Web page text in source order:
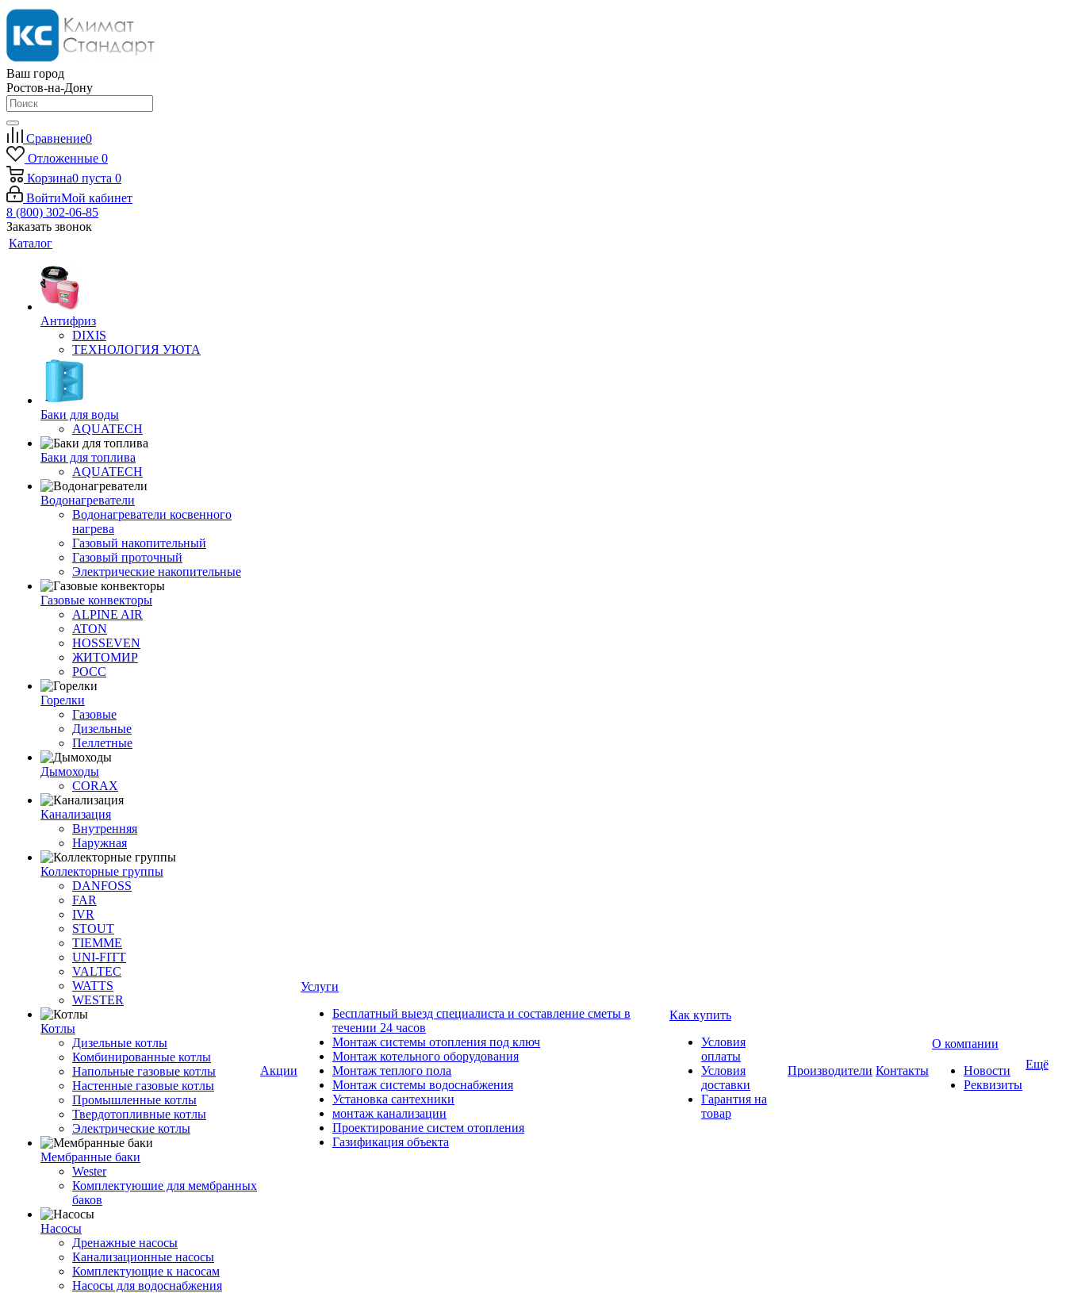
Ваш город
Ростов-на-Дону
Сравнение0
Отложенные 0
Корзина0 пуста 0
ВойтиМой кабинет
8 (800) 302-06-85
Заказать звонок
Каталог
Антифриз
DIXIS
ТЕХНОЛОГИЯ УЮТА
Баки для воды
AQUATECH
Баки для топлива
AQUATECH
Водонагреватели
Водонагреватели косвенного
нагрева
Газовый накопительный
Газовый проточный
Электрические накопительные
Газовые конвекторы
ALPINE AIR
ATON
HOSSEVEN
ЖИТОМИР
РОСС
Горелки
Газовые
Дизельные
Пеллетные
Дымоходы
CORAX
Канализация
Внутренняя
Наружная
Коллекторные группы
DANFOSS
FAR
IVR
STOUT
TIEMME
UNI-FITT
VALTEC
WATTS
WESTER
Котлы
Дизельные котлы
Комбинированные котлы
Напольные газовые котлы
Настенные газовые котлы
Промышленные котлы
Твердотопливные котлы
Электрические котлы
Мембранные баки
Wester
Комплектуюшие для мембранных
баков
Насосы
Дренажные насосы
Канализационные насосы
Комплектующие к насосам
Насосы для водоснабжения
Акции
Услуги
Бесплатный выезд специалиста и составление сметы в
течении 24 часов
Монтаж системы отопления под ключ
Монтаж котельного оборудования
Монтаж теплого пола
Монтаж системы водоснабжения
Установка сантехники
монтаж канализации
Проектирование систем отопления
Газификация объекта
Как купить
Условия
оплаты
Условия
доставки
Гарантия на
товар
Производители Контакты
О компании
Новости
Реквизиты
Ещё